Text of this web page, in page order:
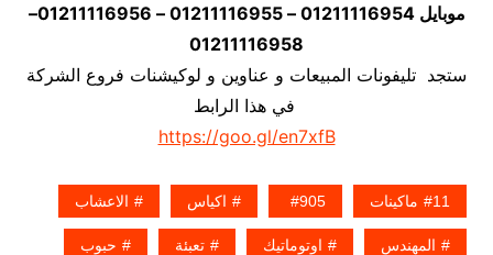
موبايل 01211116954 – 01211116955 – 01211116956–
01211116958
ستجد تليفونات المبيعات و عناوين و لوكيشنات فروع الشركة
في هذا الرابط
https://goo.gl/en7xfB
11ماكينات 905 اكياس الاعشاب
المهندس اوتوماتيك تعبئة حبوب